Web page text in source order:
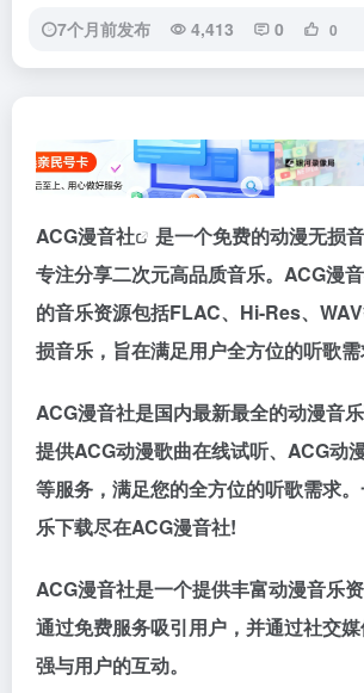
7个月前发布 4,413 0 0
ACG漫音社
是一个免费的动漫无损
专注分享二次元高品质音乐。ACG漫
的音乐资源包括FLAC、Hi-Res、
损音乐，旨在满足用户全方位的听歌需
ACG漫音社是国内最新最全的动漫音
提供ACG动漫歌曲在线试听、ACG动
等服务，满足您的全方位的听歌需求
乐下载尽在ACG漫音社!
ACG漫音社是一个提供丰富动漫音乐
通过免费服务吸引用户，并通过社交
强与用户的互动。